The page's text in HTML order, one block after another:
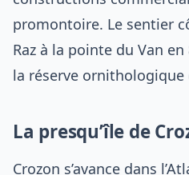
promontoire. Le sentier
Raz à la pointe du Van
la réserve ornithologique
La presqu’île de
Crozon s’avance dans